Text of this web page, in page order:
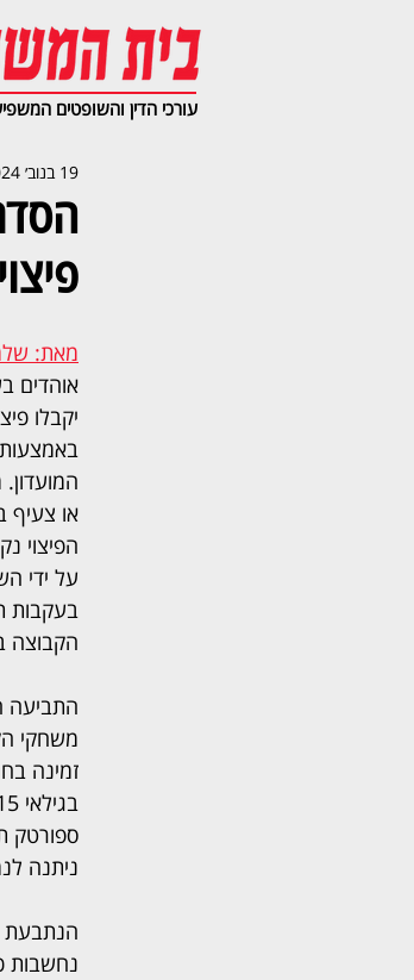
עורכי הדין והשופטים
19 בנוב׳ 2024
מאת:
אוהדים
יקבלו
הפיצוי
על ידי
בעקבות
הקבוצה
התביעה
זמינה
ספורטק
ניתנה
הנתבעת
נחשבות